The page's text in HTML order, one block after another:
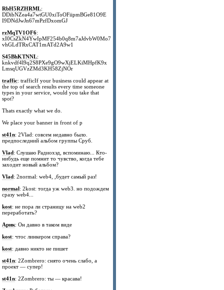
RbH5RZHRML:
DDibNZea4a7wtGU0xiToOFiipmBGe81O9E
I9DNdJwJn67mPzfDxomGJ
rzMqTV1OF6:
xI0CsZkN4YwIpMF254b0q8m7aJdvbW0Mo7
vhGLdTRxCAT1mATd2A9w1
S45BhKTNNL:
knkvdf4l9q2S8PXe9gO9wXjELKiMHpfK9x
LmsqUGVzZMd3KH58ZjNOr
traffic: trafficIf your business could appear at
the top of search results every time someone
types in your service, would you take that
spot?
Thats exactly what we do.
We place your banner in front of p
st41n: 2Vlad: совсем недавно было.
предпоследний альбом группы Сруб.
Vlad: Слушаю Радиохэд, вспоминаю... Кто-
нибудь еще помнит то чувство, когда тебе
заходит новый альбом?
Vlad: 2normal: web4, ,будет самый раз!
normal: 2kost: тогда уж web3. но подождем
сразу web4...
kost: не пора ли страницу на web2
переработать?
Арик: Он давно в таком виде
kost: чтос линкером справа?
kost: давно никто не пишет
st41n: 2Zombrero: снято очень слабо, а
проект — супер!
st41n: 2Zombrero: ты — красава!